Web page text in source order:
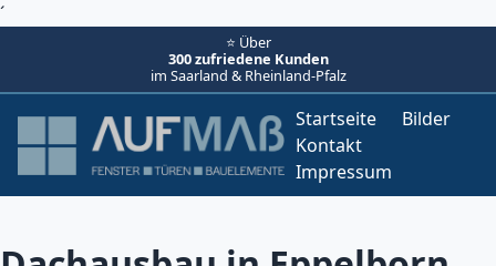
´
⭐ Über
300 zufriedene Kunden
im Saarland & Rheinland-Pfalz
Startseite
Bilder
Kontakt
Impressum